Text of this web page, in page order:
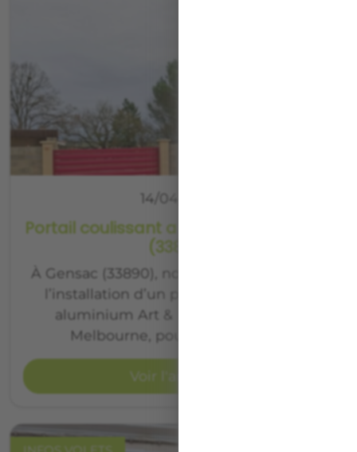
14/04/2026
Portail coulissant aluminium à Gensac
(33890)
À Gensac (33890), nos équipes ont réalisé
l’installation d’un portail coulissant en
aluminium Art & Fenêtres, modèle
Melbourne, pour M. et Mme A.
Voir l'article